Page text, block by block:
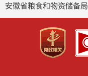
安徽省粮食和物资储备局